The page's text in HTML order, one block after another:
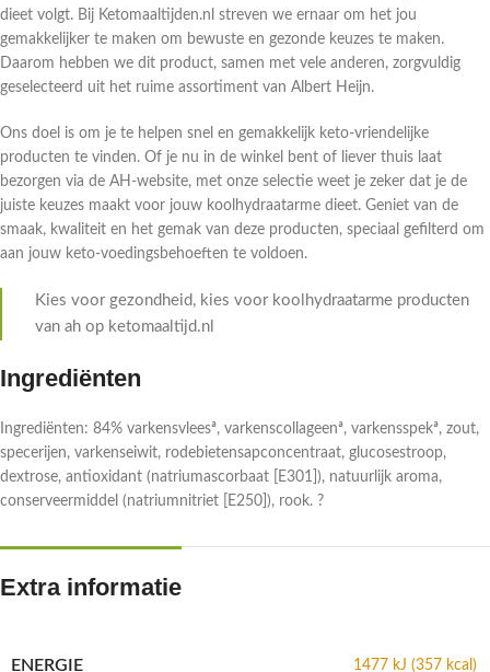
dieet volgt. Bij Ketomaaltijden.nl streven we ernaar om het jou
gemakkelijker te maken om bewuste en gezonde keuzes te maken.
Daarom hebben we dit product, samen met vele anderen, zorgvuldig
geselecteerd uit het ruime assortiment van Albert Heijn.
Ons doel is om je te helpen snel en gemakkelijk keto-vriendelijke
producten te vinden. Of je nu in de winkel bent of liever thuis laat
bezorgen via de AH-website, met onze selectie weet je zeker dat je de
juiste keuzes maakt voor jouw koolhydraatarme dieet. Geniet van de
smaak, kwaliteit en het gemak van deze producten, speciaal gefilterd om
aan jouw keto-voedingsbehoeften te voldoen.
Kies voor gezondheid, kies voor koolhydraatarme producten
van ah op ketomaaltijd.nl
Ingrediënten
Ingrediënten: 84% varkensvleesª, varkenscollageenª, varkensspekª, zout,
specerijen, varkenseiwit, rodebietensapconcentraat, glucosestroop,
dextrose, antioxidant (natriumascorbaat [E301]), natuurlijk aroma,
conserveermiddel (natriumnitriet [E250]), rook. ?
Extra informatie
ENERGIE 1477 kJ (357 kcal)